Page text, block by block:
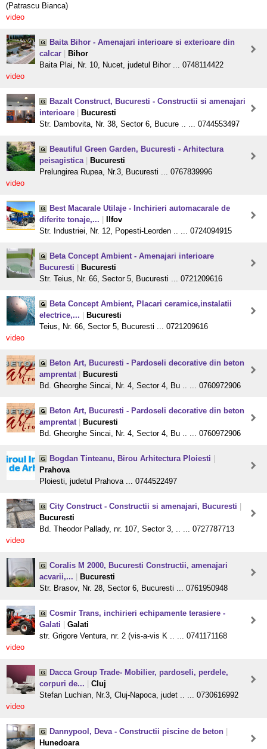
(Patrascu Bianca)
video
Baita Bihor - Amenajari interioare si exterioare din
calcar
Bihor
Baita Plai, Nr. 10, Nucet, judetul Bihor ... 0748114422
video
Bazalt Construct, Bucuresti - Constructii si amenajari
interioare
Bucuresti
Str. Dambovita, Nr. 38, Sector 6, Bucure .. ... 0744553497
Beautiful Green Garden, Bucuresti - Arhitectura
peisagistica
Bucuresti
Prelungirea Rupea, Nr.3, Bucuresti ... 0767839996
video
Best Macarale Utilaje - Inchirieri automacarale de
diferite tonaje,...
Ilfov
Str. Industriei, Nr. 12, Popesti-Leorden .. ... 0724094915
Beta Concept Ambient - Amenajari interioare
Bucuresti
Bucuresti
Str. Teius, Nr. 66, Sector 5, Bucuresti ... 0721209616
Beta Concept Ambient, Placari ceramice,instalatii
electrice,...
Bucuresti
Teius, Nr. 66, Sector 5, Bucuresti ... 0721209616
video
Beton Art, Bucuresti - Pardoseli decorative din beton
amprentat
Bucuresti
Bd. Gheorghe Sincai, Nr. 4, Sector 4, Bu .. ... 0760972906
Beton Art, Bucuresti - Pardoseli decorative din beton
amprentat
Bucuresti
Bd. Gheorghe Sincai, Nr. 4, Sector 4, Bu .. ... 0760972906
Bogdan Tinteanu, Birou Arhitectura Ploiesti
Prahova
Ploiesti, judetul Prahova ... 0744522497
City Construct - Constructii si amenajari, Bucuresti
Bucuresti
Bd. Theodor Pallady, nr. 107, Sector 3, .. ... 0727787713
video
Coralis M 2000, Bucuresti Constructii, amenajari
acvarii,...
Bucuresti
Str. Brasov, Nr. 28, Sector 6, Bucuresti ... 0761950948
Cosmir Trans, inchirieri echipamente terasiere -
Galati
Galati
str. Grigore Ventura, nr. 2 (vis-a-vis K .. ... 0741171168
video
Dacca Group Trade- Mobilier, pardoseli, perdele,
corpuri de...
Cluj
Stefan Luchian, Nr.3, Cluj-Napoca, judet .. ... 0730616992
video
Dannypool, Deva - Constructii piscine de beton
Hunedoara